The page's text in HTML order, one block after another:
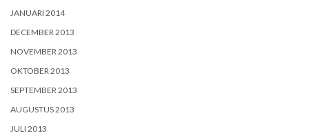
JANUARI 2014
DECEMBER 2013
NOVEMBER 2013
OKTOBER 2013
SEPTEMBER 2013
AUGUSTUS 2013
JULI 2013